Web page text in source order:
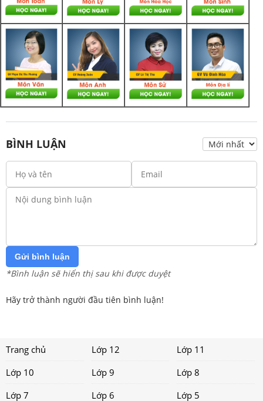
BÌNH LUẬN
Gửi bình luận
*Bình luận sẽ hiển thị sau khi được duyệt
Hãy trở thành người đầu tiên bình luận!
Trang chủ Lớp 12
Lớp 11
Lớp 10
Lớp 9
Lớp 8
Lớp 7
Lớp 6 Lớp 5